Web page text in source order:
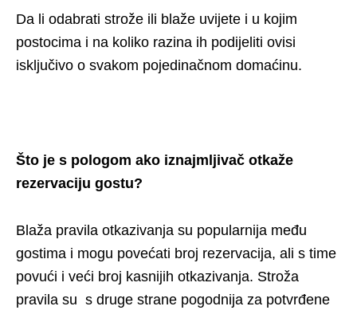
Da li odabrati strože ili blaže uvijete i u kojim
postocima i na koliko razina ih podijeliti ovisi
isključivo o svakom pojedinačnom domaćinu.
Što je s pologom ako iznajmljivač otkaže
rezervaciju gostu?
Blaža pravila otkazivanja su popularnija među
gostima i mogu povećati broj rezervacija, ali s time
povući i veći broj kasnijih otkazivanja. Stroža
pravila su s druge strane pogodnija za potvrđene